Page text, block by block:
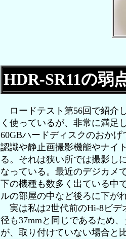
HDR-SR11の弱
ロードテスト第56回で紹介
く使っているが、非常に満足
60GBハードディスクのおか
認識や静止画撮影機能やナイ
る。それは狭い所では撮影し
なっている。最近のデジカメ
下の機種も数多く出ている中
ルの部屋の中など後ろに下が
実は私は2世代前のHi-8ビデ
径も37mmと同じであるため
が、取り付けていない場合と